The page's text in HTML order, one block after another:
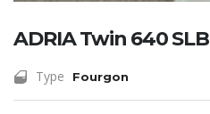
ADRIA Twin 640 SLB
Type Fourgon